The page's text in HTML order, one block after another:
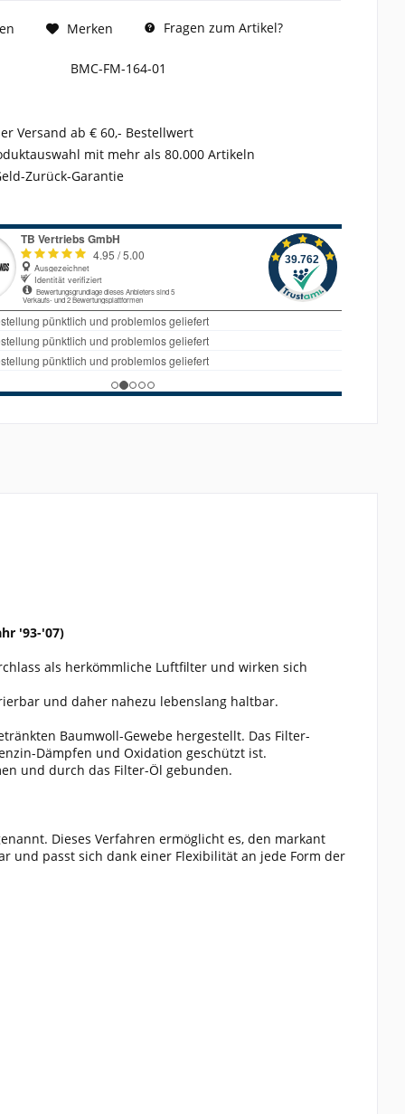
Merken Fragen zum Artikel?
BMC-FM-164-01
Versand ab € 60,- Bestellwert
mit mehr als 80.000 Artikeln
Zurück-Garantie
'93-'07)
als herkömmliche Luftfilter und wirken sich
und daher nahezu lebenslang haltbar.
Baumwoll-Gewebe hergestellt. Das Filter-
Dämpfen und Oxidation geschützt ist.
und durch das Filter-Öl gebunden.
Dieses Verfahren ermöglicht es, den markant
und passt sich dank einer Flexibilität an jede Form der